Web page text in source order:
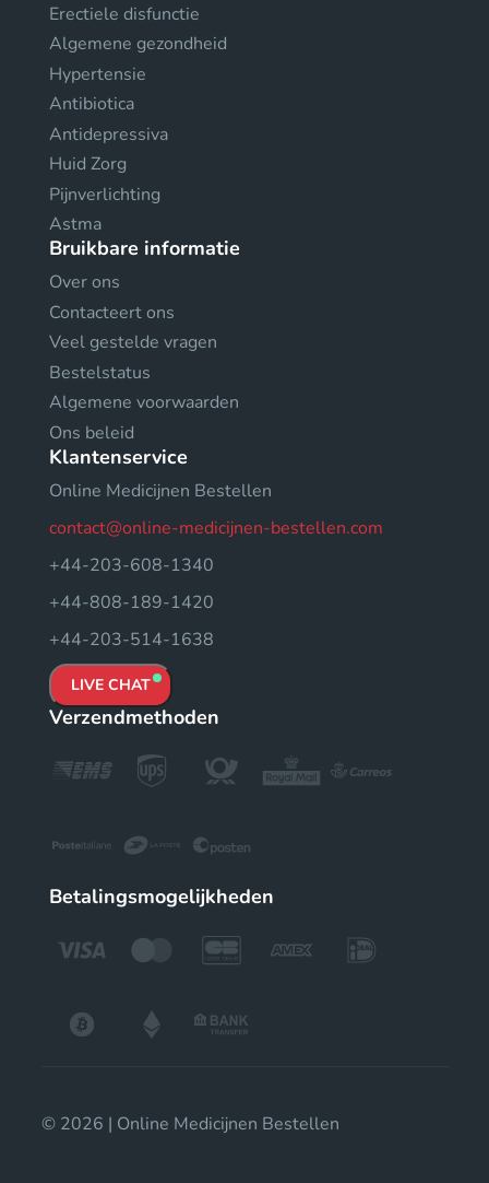
Erectiele disfunctie
Algemene gezondheid
Hypertensie
Antibiotica
Antidepressiva
Huid Zorg
Pijnverlichting
Astma
Bruikbare informatie
Over ons
Contacteert ons
Veel gestelde vragen
Bestelstatus
Algemene voorwaarden
Ons beleid
Klantenservice
Online Medicijnen Bestellen
contact@online-medicijnen-bestellen.com
+44-203-608-1340
+44-808-189-1420
+44-203-514-1638
LIVE CHAT
Verzendmethoden
Betalingsmogelijkheden
© 2026 | Online Medicijnen Bestellen